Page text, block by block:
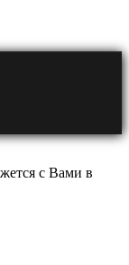
с Вами в